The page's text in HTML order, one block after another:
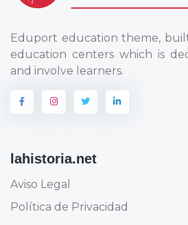
Eduport education theme,
education centers which is
and involve learners.
lahistoria.net
Aviso Legal
Política de Privacidad